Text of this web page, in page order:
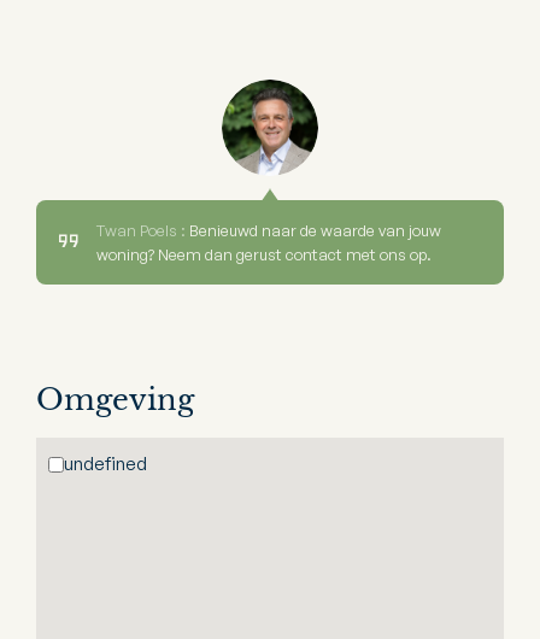
Twan Poels : Benieuwd naar de waarde van jouw
woning? Neem dan gerust contact met ons op.
Omgeving
undefined